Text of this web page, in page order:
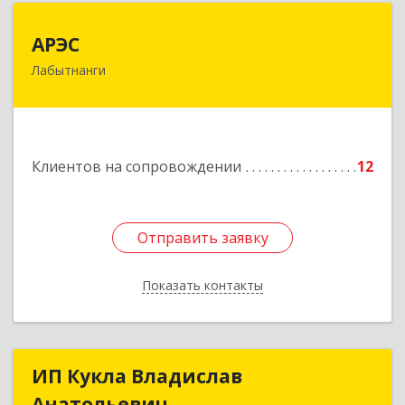
АРЭС
Лабытнанги
Клиентов на сопровождении 12
Отправить заявку
Показать контакты
629400, Ямало-Ненецкий АО, Лабытнанги г,
Отправить заявку
Назад
ИП Кукла ВладиславИП Кукла Владислав